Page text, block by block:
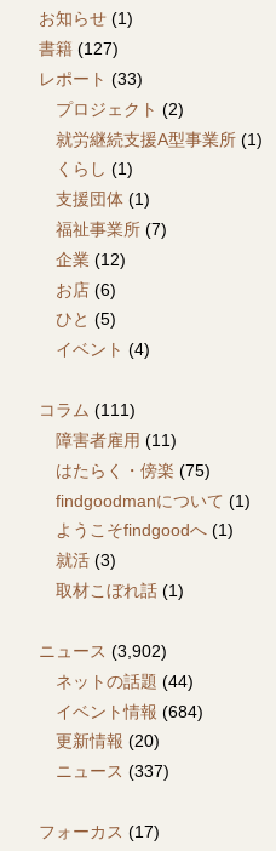
お知らせ (1)
書籍 (127)
レポート (33)
プロジェクト (2)
就労継続支援A型事業所 (1)
くらし (1)
支援団体 (1)
福祉事業所 (7)
企業 (12)
お店 (6)
ひと (5)
イベント (4)
コラム (111)
障害者雇用 (11)
はたらく・傍楽 (75)
findgoodmanについて (1)
ようこそfindgoodへ (1)
就活 (3)
取材こぼれ話 (1)
ニュース (3,902)
ネットの話題 (44)
イベント情報 (684)
更新情報 (20)
ニュース (337)
フォーカス (17)